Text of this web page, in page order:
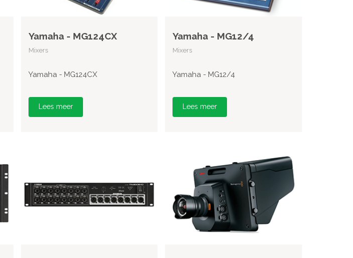
Yamaha - MG124CX
Mixers
Yamaha - MG124CX
Lees meer
Yamaha - MG12/4
Mixers
Yamaha - MG12/4
Lees meer